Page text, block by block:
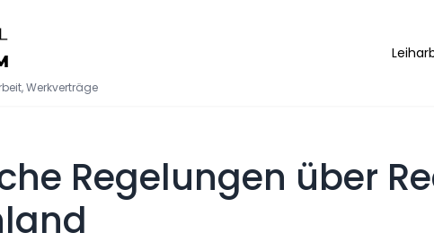
Werkverträge
Regelungen über